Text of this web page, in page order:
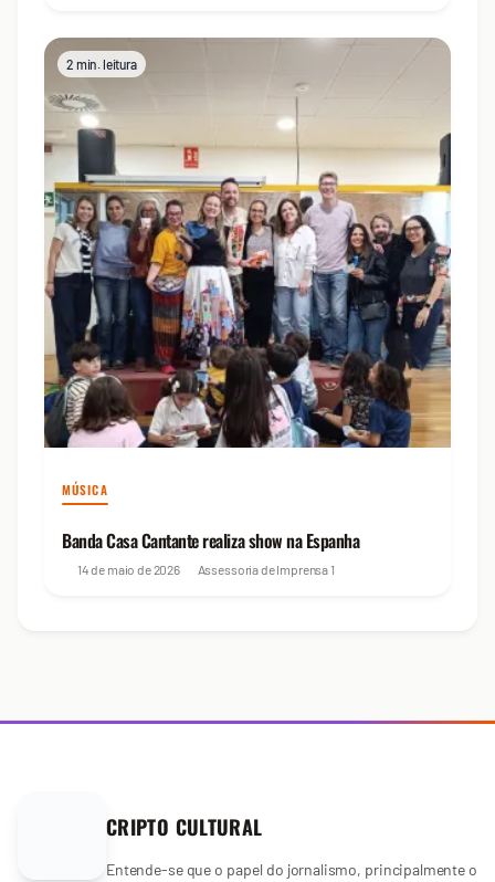
2 min. leitura
MÚSICA
Banda Casa Cantante realiza show na Espanha
14 de maio de 2026 Assessoria de Imprensa 1
CRIPTO CULTURAL
Entende-se que o papel do jornalismo, principalmente o